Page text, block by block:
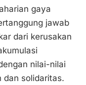
gaya
jawab
dari kerusakan
nilai-nilai
dan solidaritas.